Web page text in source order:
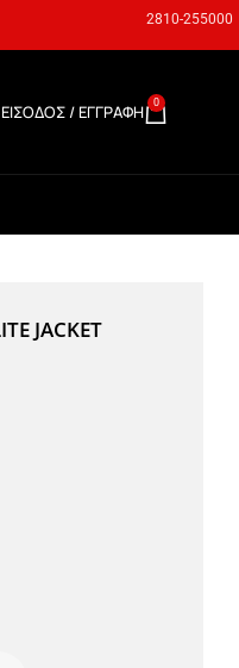
2810-255000
ΕΊΣΟΔΟΣ / ΕΓΓΡΑΦΉ 0
JACKET